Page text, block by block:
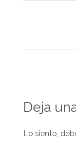
Deja
Lo siento,